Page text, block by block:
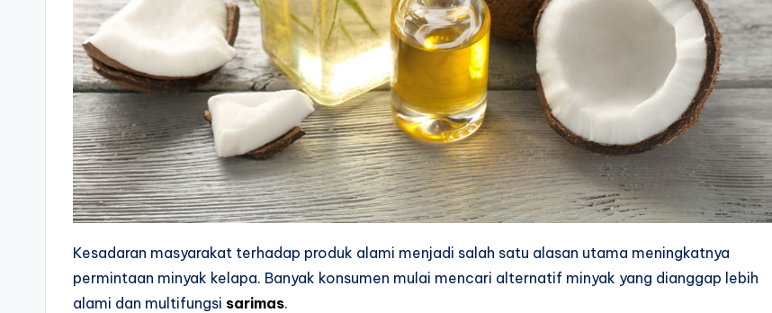
Kesadaran masyarakat terhadap produk alami menjadi salah satu alasan utama meningkatnya
permintaan minyak kelapa. Banyak konsumen mulai mencari alternatif minyak yang dianggap lebih
alami dan multifungsi sarimas.